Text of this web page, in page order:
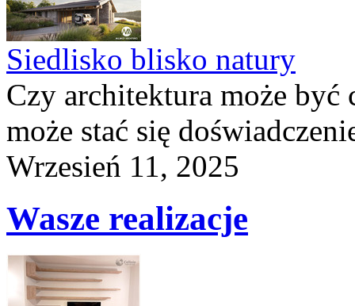
Siedlisko blisko natury
Czy architektura może
może stać się
Wrzesień 11, 2025
Wasze realizacje